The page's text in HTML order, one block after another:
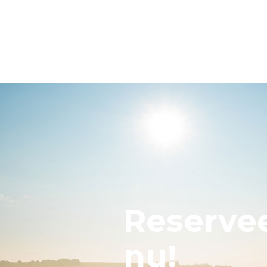
nu!